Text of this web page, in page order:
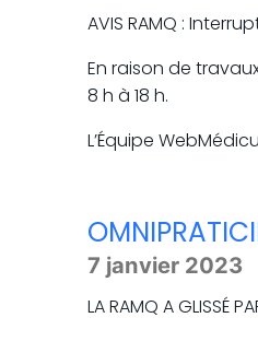
AVIS RAMQ :
En raison de
8 h à 18 h.
L’Équipe
7 janvier 2023
LA RAMQ A GLISSÉ